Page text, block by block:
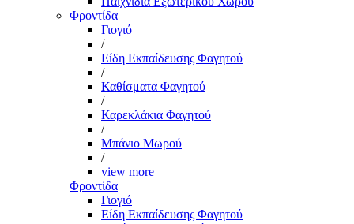
Φροντίδα
Γιογιό
/
Είδη Εκπαίδευσης Φαγητού
/
Καθίσματα Φαγητού
/
Καρεκλάκια Φαγητού
/
Μπάνιο Μωρού
/
view more
Φροντίδα
Γιογιό
Είδη Εκπαίδευσης Φαγητού